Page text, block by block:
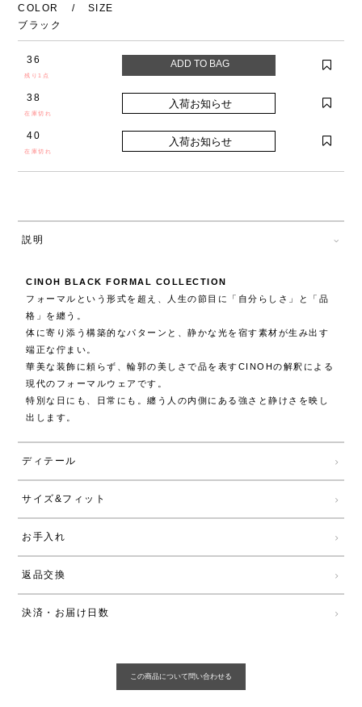
COLOR
SIZE
ブラック
36
残り1点
38
在庫切れ
40
在庫切れ
説明
CINOH BLACK FORMAL COLLECTION
フォーマルという形式を超え、人生の節目に「自分らしさ」と「品
格」を纏う。
体に寄り添う構築的なパターンと、静かな光を宿す素材が生み出す
端正な佇まい。
華美な装飾に頼らず、輪郭の美しさで品を表すCINOHの解釈による
現代のフォーマルウェアです。
特別な日にも、日常にも。纏う人の内側にある強さと静けさを映し
出します。
ディテール
サイズ&フィット
お手入れ
返品交換
決済・お届け日数